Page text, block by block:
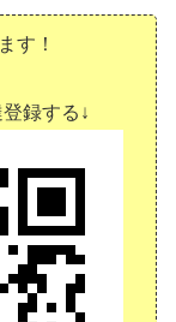
す！
録する↓